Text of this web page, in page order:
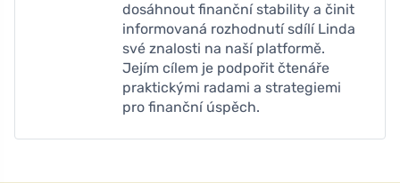
dosáhnout finanční stability a činit
informovaná rozhodnutí sdílí Linda
své znalosti na naší platformě.
Jejím cílem je podpořit čtenáře
praktickými radami a strategiemi
pro finanční úspěch.